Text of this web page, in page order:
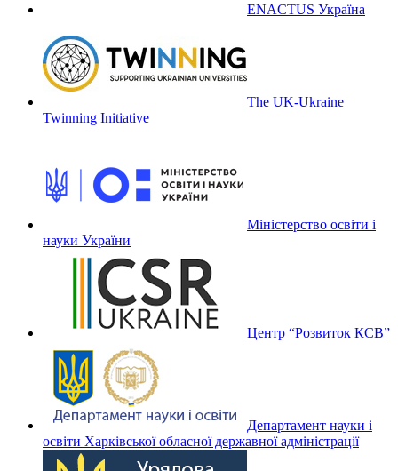
ENACTUS Україна
The UK-Ukraine
Twinning Initiative
Міністерство освіти і
науки України
Центр “Розвиток КСВ”
Департамент науки і
освіти Харківської обласної державної адміністрації